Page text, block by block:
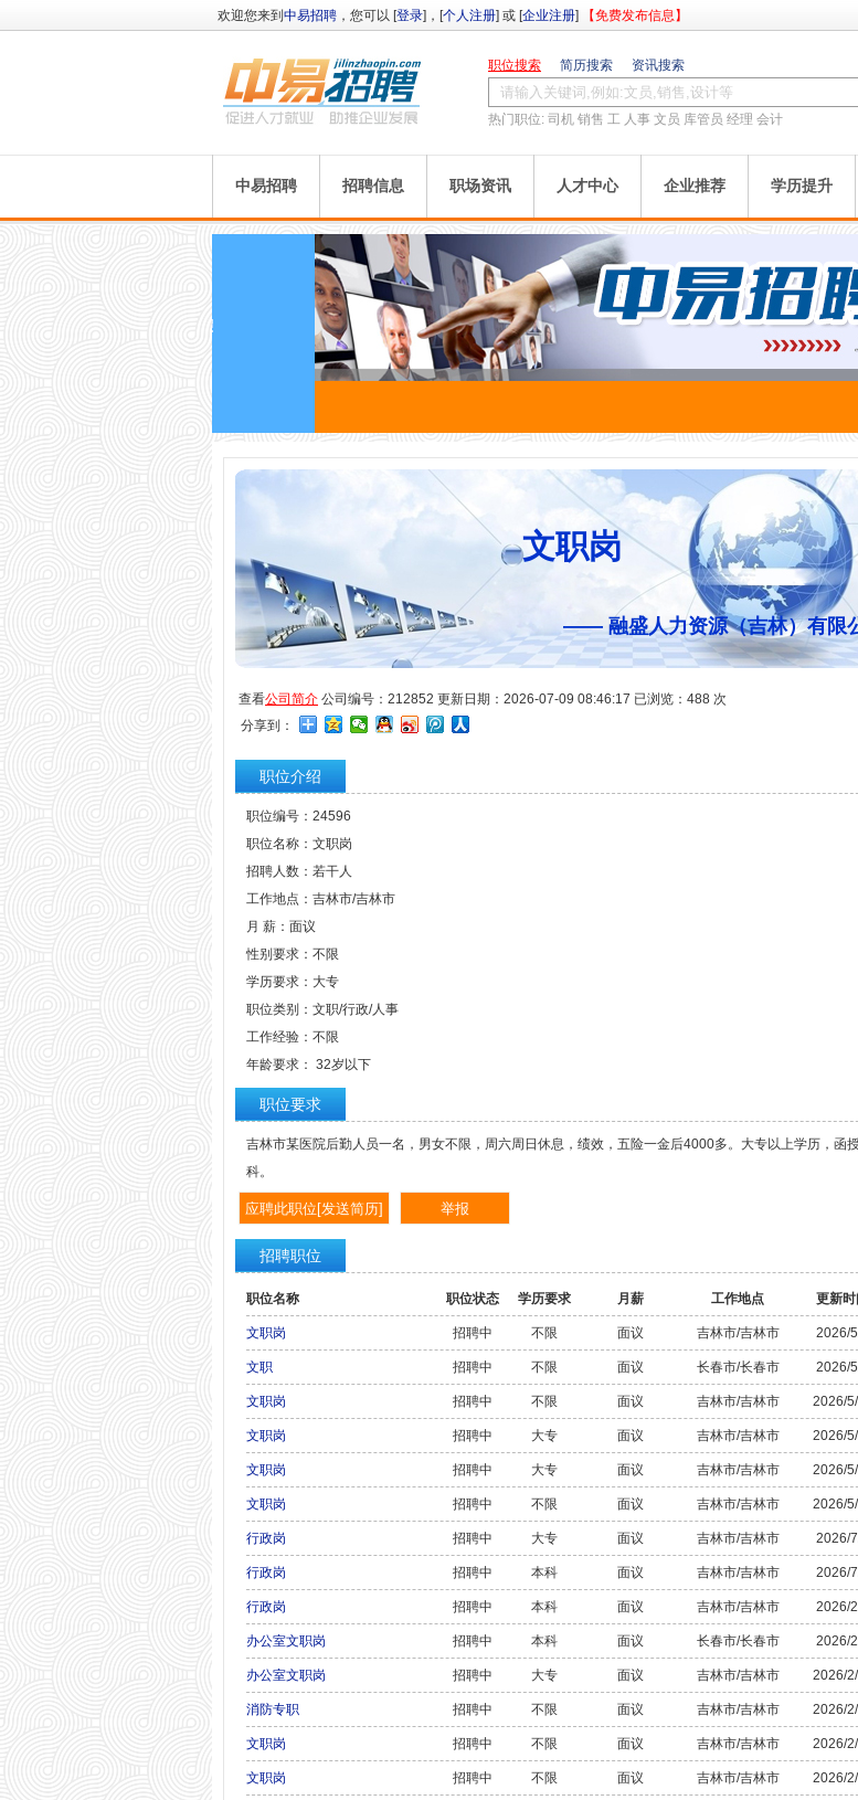
欢迎您来到 中易招聘 ，您可以 [登录]，[个人注册] 或 [企业注册] 【免费发布信息】
职位搜索 简历搜索
资讯搜索
热门职位: 司机 销售 工 人事 文员 库管员 经理 会计
中易招聘 招聘信息 职场资讯 人才中心 企业推荐 学历提升
文职岗
—— 融盛人力资源（吉林）有限
查看公司简介 公司编号：212852 更新日期：2026-07-09 08:46:17 已浏览：488 次
分享到：
职位介绍
职位编号：24596
职位名称：文职岗
招聘人数：若干人
工作地点：吉林市/吉林市
月 薪：面议
性别要求：不限
学历要求：大专
职位类别：文职/行政/人事
工作经验：不限
年龄要求： 32岁以下
职位要求
吉林市某医院后勤人员一名，男女不限，周六周日休息，绩效，五险一金后4000多。大专以上学历，函
科。
招聘职位
职位名称 职位状态 学历要求 月薪 工作地点 更新时
文职岗 招聘中 不限 面议 吉林市/吉林市 2026/
文职 招聘中 不限 面议 长春市/长春市 2026/
文职岗 招聘中 不限 面议 吉林市/吉林市 2026/
文职岗 招聘中 大专 面议 吉林市/吉林市 2026/
文职岗 招聘中 大专 面议 吉林市/吉林市 2026/
文职岗 招聘中 不限 面议 吉林市/吉林市 2026/
行政岗 招聘中 大专 面议 吉林市/吉林市 2026/
行政岗 招聘中 本科 面议 吉林市/吉林市 2026/
行政岗 招聘中 本科 面议 吉林市/吉林市 2026/
办公室文职岗 招聘中 本科 面议 长春市/长春市 2026/
办公室文职岗 招聘中 大专 面议 吉林市/吉林市 2026/
消防专职 招聘中 不限 面议 吉林市/吉林市 2026/
文职岗 招聘中 不限 面议 吉林市/吉林市 2026/
文职岗 招聘中 不限 面议 吉林市/吉林市 2026/